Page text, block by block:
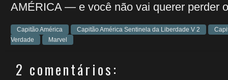
AMÉRICA — e você não vai querer perder
Capitão América Capitão América Sentinela da Liberdade V 2
Verdade
Marvel
2 comentários: